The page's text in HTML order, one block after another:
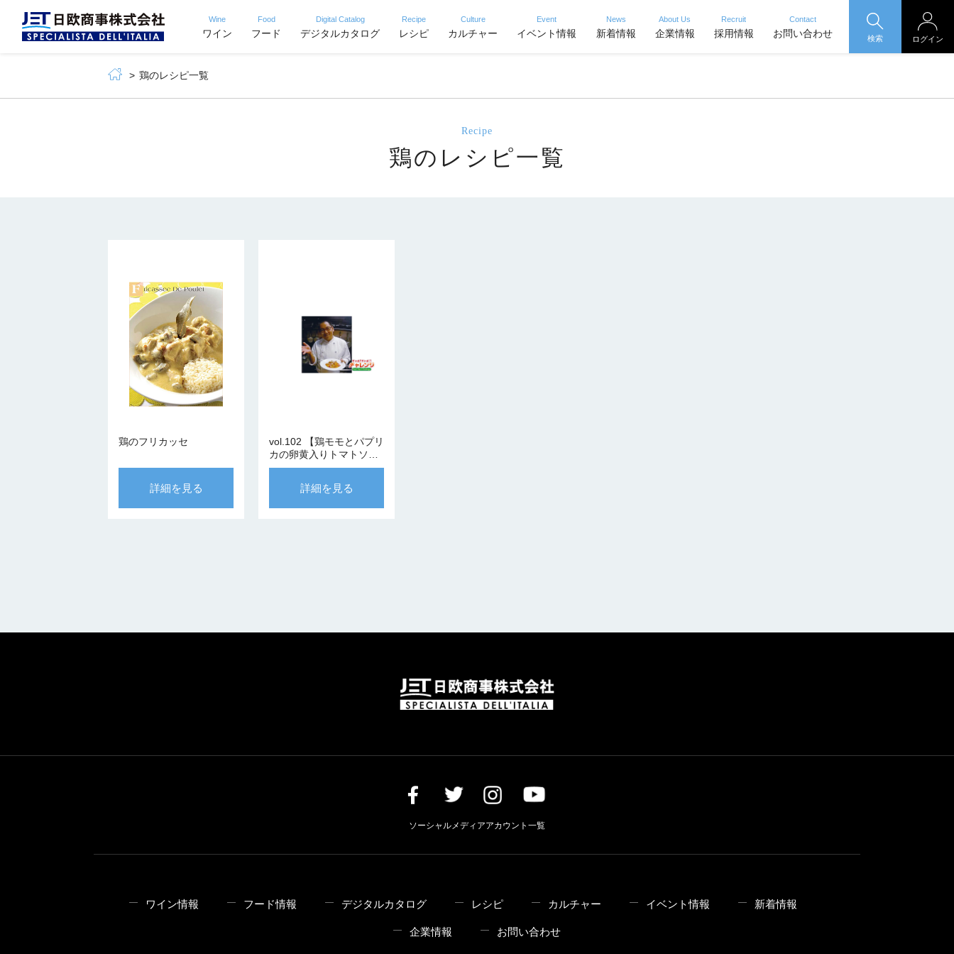
Wine
ワイン
Food
フード
Digital Catalog
デジタルカタログ
Recipe
レシピ
Culture
カルチャー
Event
イベント情報
News
新着情報
About Us
企業情報
Recruit
採用情報
Contact
お問い合わせ 検索 ログイン
鶏のレシピ一覧
Recipe
鶏のレシピ一覧
鶏のフリカッセ
詳細を見る
vol.102 【鶏モモとパプリ
カの卵黄入りトマトソー
スのパスタ】ANTICO
詳細を見る
ソーシャルメディアアカウント一覧
ワイン情報 フード情報 デジタルカタログ レシピ カルチャー イベント情報 新着情報
企業情報 お問い合わせ